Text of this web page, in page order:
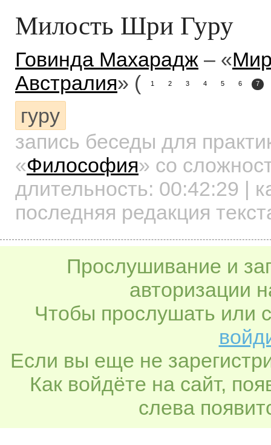
Милость Шри Гуру
Говинда Махарадж – «
Австралия» ( 1 2 3 4 5 6 7
гуру
запись беседы для
«Философия» со
длительность: 00:42:29 |
последняя редакция
Прослушивание и
авторизации
Чтобы прослушать или
Если вы еще не
Как войдёте на сайт,
слева